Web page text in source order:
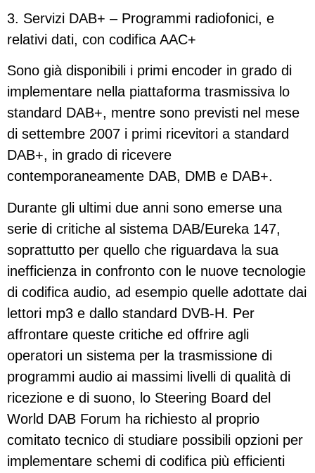
3. Servizi DAB+ – Programmi radiofonici, e
relativi dati, con codifica AAC+
Sono già disponibili i primi encoder in grado di
implementare nella piattaforma trasmissiva lo
standard DAB+, mentre sono previsti nel mese
di settembre 2007 i primi ricevitori a standard
DAB+, in grado di ricevere
contemporaneamente DAB, DMB e DAB+.
Durante gli ultimi due anni sono emerse una
serie di critiche al sistema DAB/Eureka 147,
soprattutto per quello che riguardava la sua
inefficienza in confronto con le nuove tecnologie
di codifica audio, ad esempio quelle adottate dai
lettori mp3 e dallo standard DVB-H. Per
affrontare queste critiche ed offrire agli
operatori un sistema per la trasmissione di
programmi audio ai massimi livelli di qualità di
ricezione e di suono, lo Steering Board del
World DAB Forum ha richiesto al proprio
comitato tecnico di studiare possibili opzioni per
implementare schemi di codifica più efficienti